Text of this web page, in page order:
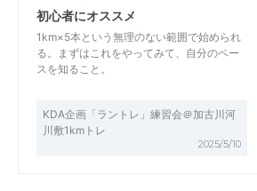
初心者にオススメ
1km×5本という無理のない範囲で始められ
る。まずはこれをやってみて、自分のペー
スを知ること。
KDA企画「ラントレ」練習会＠加古川河
川敷1kmトレ
2025/5/10